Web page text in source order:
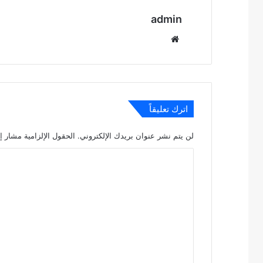
admin
اترك تعليقاً
لن يتم نشر عنوان بريدك الإلكتروني. الحقول الإلزامية مشار